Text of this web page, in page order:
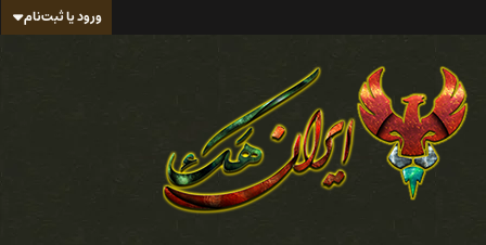
ورود یا ثبت‌نام